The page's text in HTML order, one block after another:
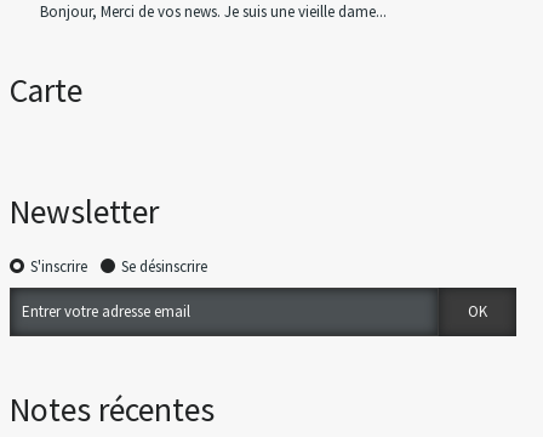
Bonjour, Merci de vos news. Je suis une vieille dame...
Carte
Newsletter
S'inscrire Se désinscrire
Notes récentes